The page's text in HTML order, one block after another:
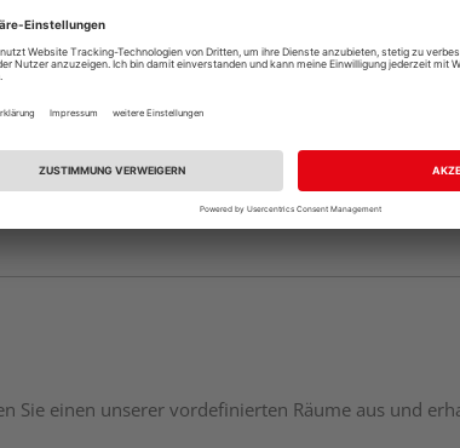
Sie einen unserer vordefinierten Räume aus und